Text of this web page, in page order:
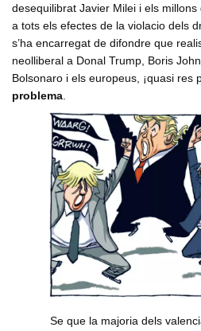
desequilibrat Javier Milei i els
a tots els efectes de la violacio dels
s’ha encarregat de difondre que
neolliberal a Donal Trump, Boris
Bolsonaro i els europeus, ¡quasi res
problema
Se que la majoria dels